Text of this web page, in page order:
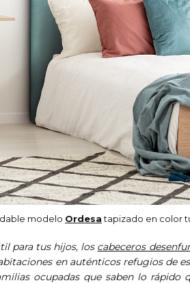
modelo Ordesatapizado en color
para tus hijos, los cabeceros
en auténticos refugios de
ocupadas que saben lo rápido